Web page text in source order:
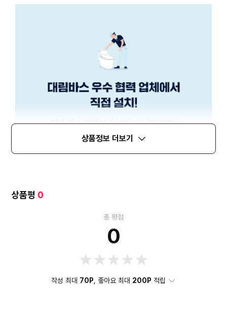
상품정보 더보기
상품평 0
총 평점
0
작성 최대 70P , 좋아요 최대 200P 적립